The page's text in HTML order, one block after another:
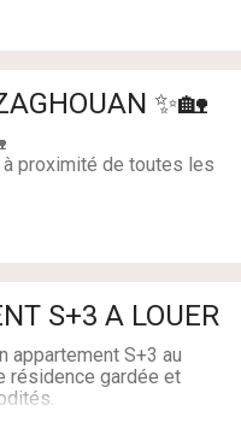
notre conseillère
26 280 001
✨🏡
à proximité de toutes les
une visite : 55 333 750 /
S+3 A LOUER
appartement S+3 au
résidence gardée et